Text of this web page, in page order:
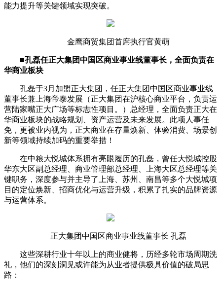
能力提升等关键领域实现突破。
金鹰商贸集团首席执行官黄萌
■孔磊任正大集团中国区商业事业线董事长，全面负责在
华商业板块
孔磊于3月加盟正大集团，任正大集团中国区商业事业线
董事长兼上海帝泰发展（正大集团在沪核心商业平台，负责运
营陆家嘴正大广场等标志性项目。）总经理，全面负责正大在
华商业板块的战略规划、资产运营及未来发展。此项人事任
免，更被业内视为，正大商业在存量焕新、体验消费、场景创
新等领域持续加码的重要举措！
在中粮大悦城体系拥有亮眼履历的孔磊，曾任大悦城控股
华东大区副总经理、商业管理部总经理、上海大区总经理等关
键职务，深度参与并主导了上海、苏州、南昌等多个大悦城项
目的定位焕新、招商优化与运营升级，积累了扎实的品牌资源
与运营体系。
正大集团中国区商业事业线董事长 孔磊
这些深耕行业十年以上的商业健将，历经多轮市场周期洗
礼，他们的深刻洞见或许能为从业者提供极具价值的破局思
路：